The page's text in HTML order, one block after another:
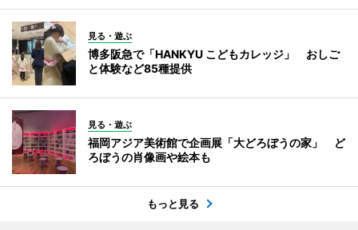
見る・遊ぶ
博多阪急で「HANKYU こどもカレッジ」 おしご
と体験など85種提供
見る・遊ぶ
福岡アジア美術館で企画展「大どろぼうの家」 ど
ろぼうの肖像画や絵本も
もっと見る